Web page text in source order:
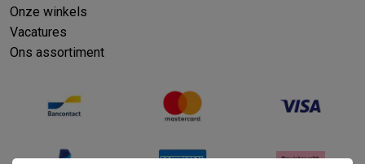
Onze winkels
Vacatures
Ons assortiment